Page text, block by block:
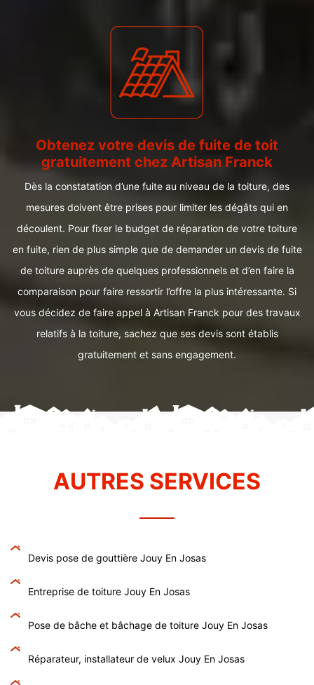
Obtenez votre devis de fuite de toit
gratuitement chez Artisan Franck
Dès la constatation d’une fuite au niveau de la toiture, des
mesures doivent être prises pour limiter les dégâts qui en
découlent. Pour fixer le budget de réparation de votre toiture
en fuite, rien de plus simple que de demander un devis de fuite
de toiture auprès de quelques professionnels et d’en faire la
comparaison pour faire ressortir l’offre la plus intéressante. Si
vous décidez de faire appel à Artisan Franck pour des travaux
relatifs à la toiture, sachez que ses devis sont établis
gratuitement et sans engagement.
AUTRES SERVICES
Devis pose de gouttière Jouy En Josas
Entreprise de toiture Jouy En Josas
Pose de bâche et bâchage de toiture Jouy En Josas
Réparateur, installateur de velux Jouy En Josas